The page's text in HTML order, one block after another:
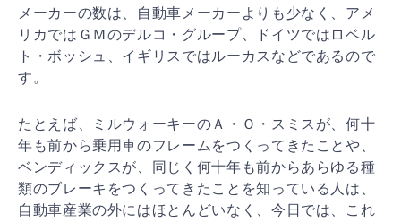
メーカーの数は、自動車メーカーよりも少なく、アメ
リカではＧＭのデルコ・グループ、ドイツではロベル
ト・ボッシュ、イギリ スではルーカスなどであるので
す。
たとえば、ミルウォーキーのＡ・Ｏ・スミスが、何十
年も前から乗用車のフレームをつくってきたことや、
ベンディ ックスが、同じく何十年も前からあらゆる種
類のブレーキ をつくってきたことを知っている人は、
自動車産業の外に はほとんどいなく、今日では、これ